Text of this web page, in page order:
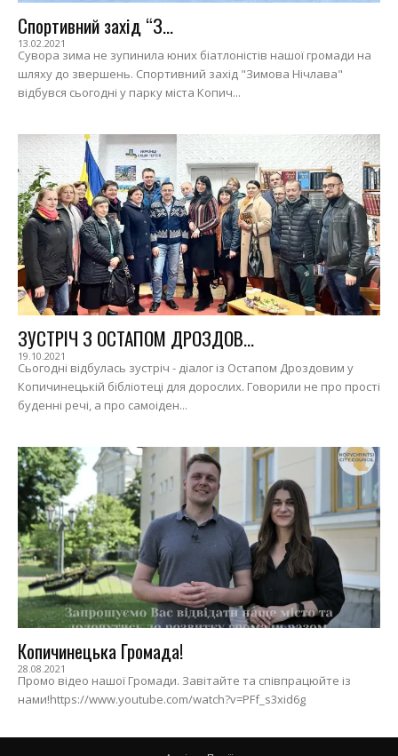
Спортивний захід “З...
13.02.2021
Сувора зима не зупинила юних біатлоністів нашої громади на
шляху до звершень. Спортивний захід "Зимова Нічлава"
відбувся сьогодні у парку міста Копич...
ЗУСТРІЧ З ОСТАПОМ ДРОЗДОВ...
19.10.2021
Сьогодні відбулась зустріч - діалог із Остапом Дроздовим у
Копичинецькій бібліотеці для дорослих. Говорили не про прості
буденні речі, а про самоіден...
Копичинецька Громада!
28.08.2021
Промо відео нашої Громади. Завітайте та співпрацюйте із
нами!https://www.youtube.com/watch?v=PFf_s3xid6g